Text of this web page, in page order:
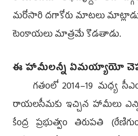
మరోసారి దగాకోరు మాటలు
టెంకాయలు మాత్రమే కొడతాడు.
ఈ హామీలన్నీ ఏమయ్యాయో
గతంలో 2014–19 మధ్య
రాయలసీమకు ఇచ్చిన హామీలు
కేంద్ర ప్రభుత్వం తిరుపతి